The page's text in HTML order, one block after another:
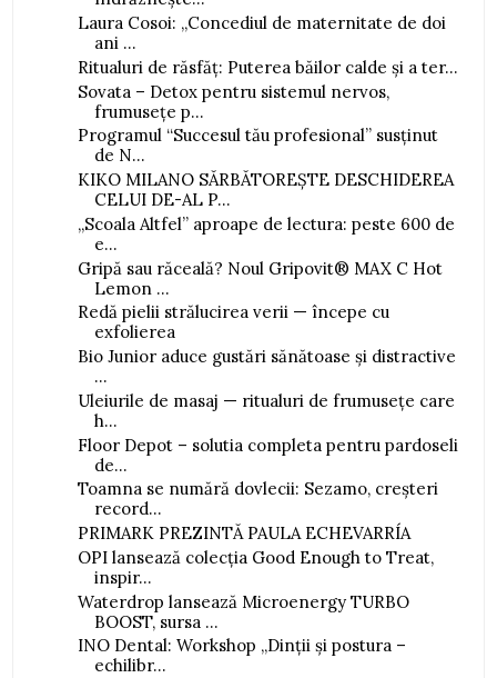
Laura Cosoi: „Concediul de maternitate de doi
ani ...
Ritualuri de răsfăț: Puterea băilor calde și a ter...
Sovata – Detox pentru sistemul nervos,
frumusețe p...
Programul “Succesul tău profesional” susținut
de N...
KIKO MILANO SĂRBĂTOREȘTE DESCHIDEREA
CELUI DE-AL P...
„Scoala Altfel” aproape de lectura: peste 600 de
e...
Gripă sau răceală? Noul Gripovit® MAX C Hot
Lemon ...
Redă pielii strălucirea verii — începe cu
exfolierea
Bio Junior aduce gustări sănătoase și distractive
...
Uleiurile de masaj — ritualuri de frumusețe care
h...
Floor Depot – solutia completa pentru pardoseli
de...
Toamna se numără dovlecii: Sezamo, creșteri
record...
PRIMARK PREZINTĂ PAULA ECHEVARRÍA
OPI lansează colecția Good Enough to Treat,
inspir...
Waterdrop lansează Microenergy TURBO
BOOST, sursa ...
INO Dental: Workshop „Dinții și postura –
echilibr...